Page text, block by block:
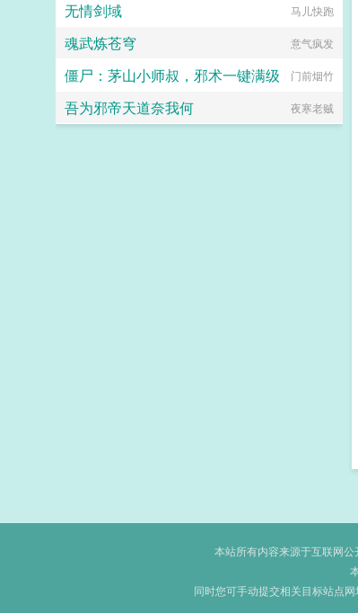
无情剑域 马儿快跑
魂武炼苍穹 意气疯发
僵尸：茅山小师叔，邪术一键满级 门前烟竹
吾为邪帝天道奈我何 夜寒老贼
本站所有内容来源于互联网
同时您可手动提交相关目标站点